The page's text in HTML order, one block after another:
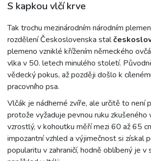
S kapkou vlčí krve
Tak trochu mezinárodním národním
rozdělení Československa stal
plemeno vzniklé křížením německého
vlka v 50. letech minulého století.
vědecký pokus, až později došlo k
pracovního psa.
Vlčák je nádherné zvíře, ale určitě to není
protože vyžaduje pevnou ruku zkušeného
vzrostlý, v kohoutku měří mezi 60 až 65
impozantní vzhled a výjimečnost si získal
popularitu v zahraničí, hodně oblíbený je v